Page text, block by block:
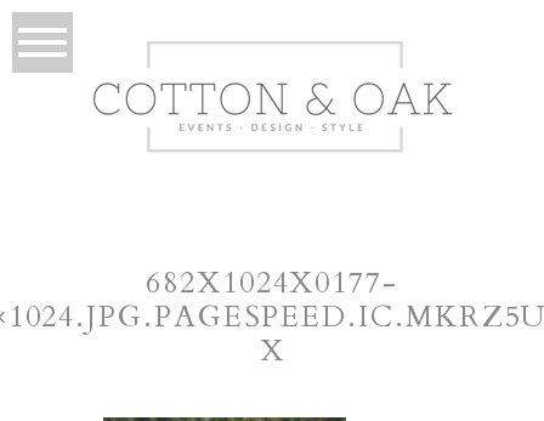
682X1024X0177-
X